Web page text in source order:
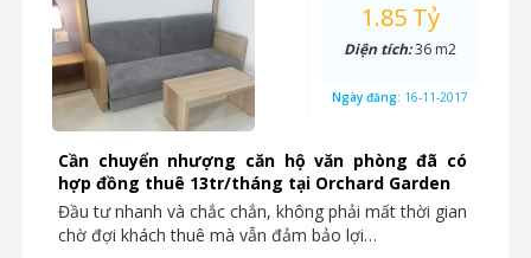
Cần chuyển nhượng căn hộ văn phòng đã có
hợp đồng thuê 13tr/tháng tại Orchard Garden
Đầu tư nhanh và chắc chắn, không phải mất thời gian
chờ đợi khách thuê mà vẫn đảm bảo lợi…
1.85 Tỷ
Diện tích:36 m2
Ngày đăng: 16-11-2017